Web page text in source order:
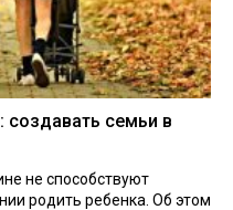
создавать семьи в
не способствуют
родить ребенка. Об этом